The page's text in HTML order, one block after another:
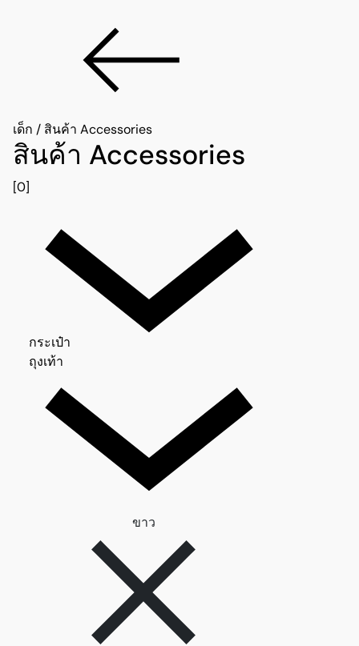
เด็ก / สินค้า Accessories
สินค้า Accessories
[0]
กระเป๋า
ถุงเท้า
ขาวลบตัวกรอง ขาว